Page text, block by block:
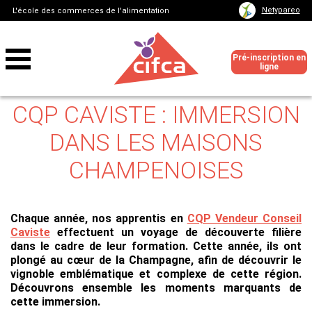
L'école des commerces de l'alimentation Netypareo
Pré-inscription en
ligne
CQP CAVISTE : IMMERSION
DANS LES MAISONS
CHAMPENOISES
Chaque année, nos apprentis en CQP Vendeur Conseil
Caviste effectuent un voyage de découverte filière
dans le cadre de leur formation. Cette année, ils ont
plongé au cœur de la Champagne, afin de découvrir le
vignoble emblématique et complexe de cette région.
Découvrons ensemble les moments marquants de
cette immersion.